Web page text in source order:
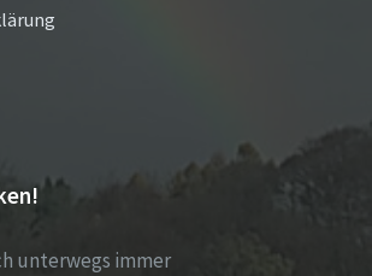
unterwegs immer